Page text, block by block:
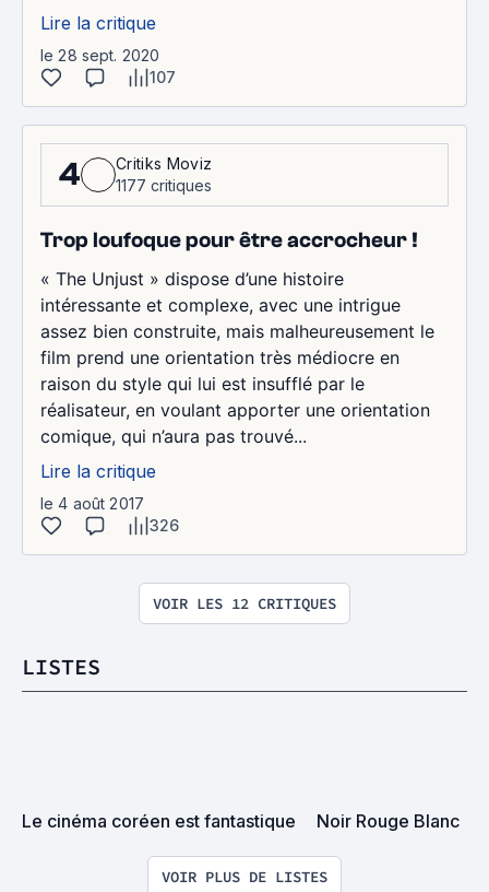
Lire la critique
le 28 sept. 2020
107
4
Critiks Moviz
1177 critiques
Trop loufoque pour être accrocheur !
« The Unjust » dispose d’une histoire
intéressante et complexe, avec une intrigue
assez bien construite, mais malheureusement le
film prend une orientation très médiocre en
raison du style qui lui est insufflé par le
réalisateur, en voulant apporter une orientation
comique, qui n’aura pas trouvé...
Lire la critique
le 4 août 2017
326
VOIR LES 12 CRITIQUES
LISTES
Le cinéma coréen est fantastique Noir Rouge Blanc
VOIR PLUS DE LISTES